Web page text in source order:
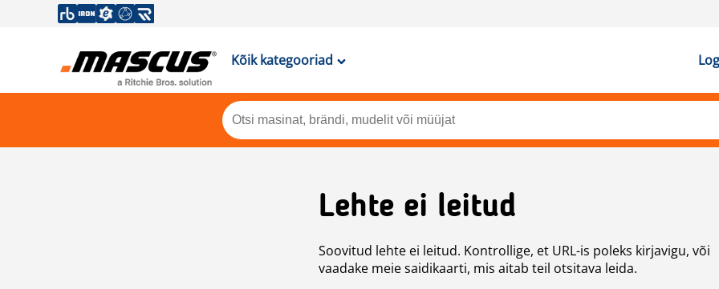
Kõik kategooriad
Lehte ei leitud
Soovitud lehte ei leitud. Kontrollige, et URL-is poleks kirjavigu, või
vaadake meie saidikaarti, mis aitab teil otsitava leida.